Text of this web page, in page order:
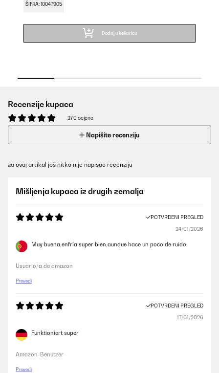
ŠIFRA: 10047905
Dodaj u košaricu
Recenzije kupaca
270 ocjene
Napišite recenziju
za ovaj artikal još nitko nije napisao recenziju
Mišljenja kupaca iz drugih zemalja
POTVRĐENI PREGLED
24/01/2026
Muy buena,enfría super bien,aunque hace un poco de ruido.
Usuario/a de amazon
Prevedi
POTVRĐENI PREGLED
17/01/2026
Funktioniert super
Amazon-Benutzer
Prevedi